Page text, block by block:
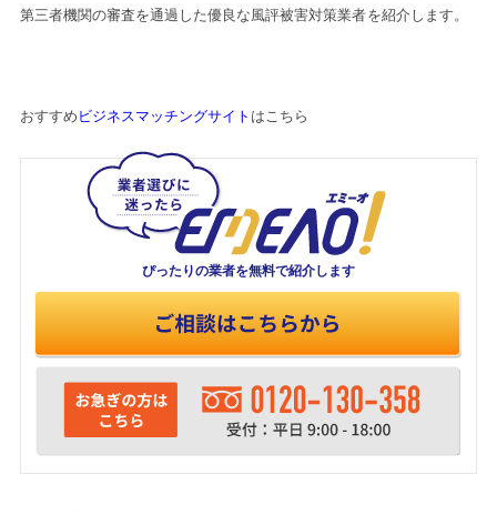
第三者機関の審査を通過した優良な風評被害対策業者を紹介します。
おすすめ ビジネスマッチングサイト はこちら
ぴったりの業者を無料で紹介します